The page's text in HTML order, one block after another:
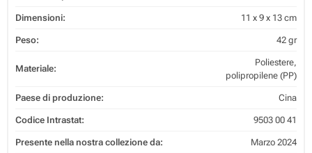
Dimensioni: 11 x 9 x 13 cm
Peso: 42 gr
Materiale:
Poliestere,
polipropilene (PP)
Paese di produzione: Cina
Codice Intrastat: 9503 00 41
Presente nella nostra collezione da: Marzo 2024